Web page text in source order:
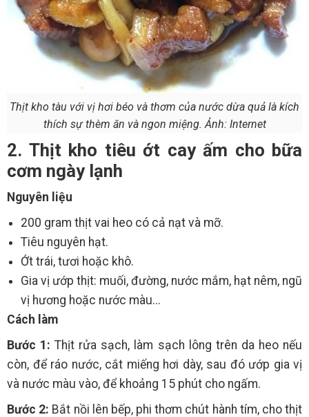
Thịt kho tàu với vị hơi béo và thơm của nước dừa quả là kích
thích sự thèm ăn và ngon miệng. Ảnh: Internet
2. Thịt kho tiêu ớt cay ấm cho bữa
cơm ngày lạnh
Nguyên liệu
200 gram thịt vai heo có cả nạt và mỡ.
Tiêu nguyên hạt.
Ớt trái, tươi hoặc khô.
Gia vị ướp thịt: muối, đường, nước mắm, hạt nêm, ngũ
vị hương hoặc nước màu...
Cách làm
Bước 1: Thịt rửa sạch, làm sạch lông trên da heo nếu
còn, để ráo nước, cắt miếng hơi dày, sau đó ướp gia vị
và nước màu vào, để khoảng 15 phút cho ngấm.
Bước 2: Bắt nồi lên bếp, phi thơm chút hành tím, cho thịt